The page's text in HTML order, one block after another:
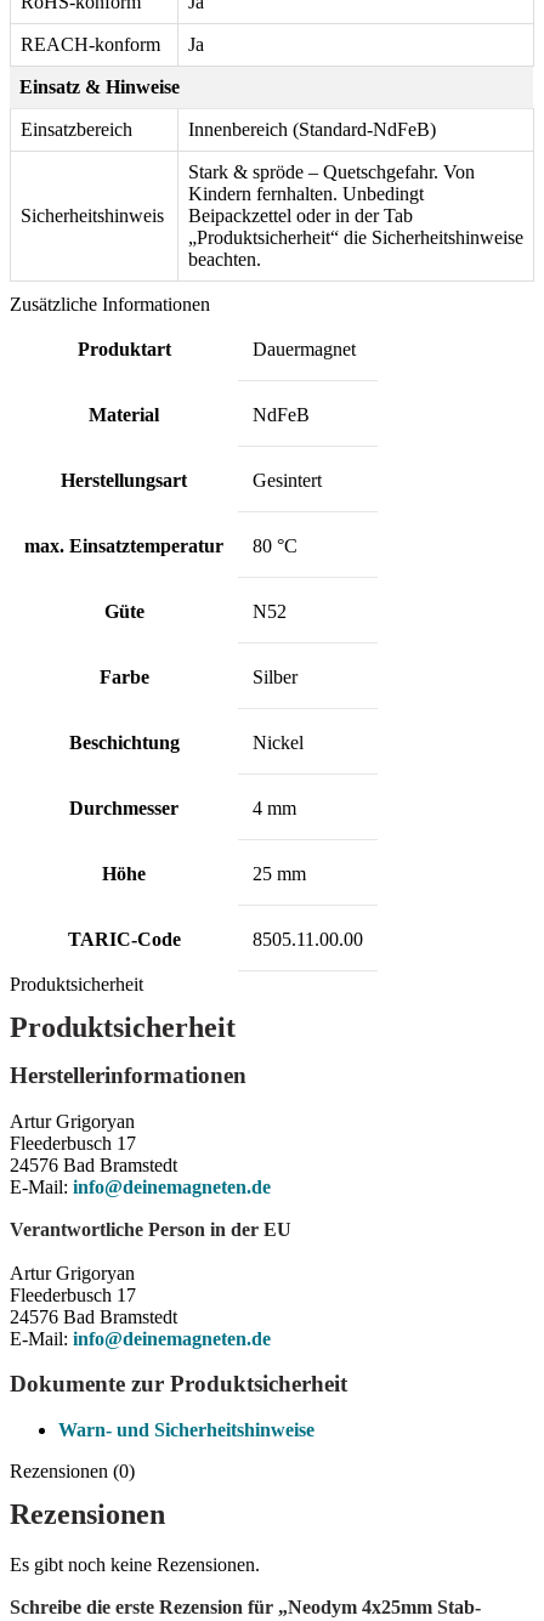
REACH-konform Ja
Einsatz & Hinweise
Einsatzbereich Innenbereich (Standard-NdFeB)
Sicherheitshinweis
Stark & spröde – Quetschgefahr. Von
Kindern fernhalten. Unbedingt
Beipackzettel oder in der Tab
„Produktsicherheit“ die Sicherheitshinweise
beachten.
Zusätzliche Informationen
Produktart Dauermagnet
Material NdFeB
Herstellungsart Gesintert
max. Einsatztemperatur 80 °C
Güte N52
Farbe Silber
Beschichtung Nickel
Durchmesser 4 mm
Höhe 25 mm
TARIC-Code 8505.11.00.00
Produktsicherheit
Produktsicherheit
Herstellerinformationen
Artur Grigoryan
Fleederbusch 17
24576 Bad Bramstedt
E-Mail: info@deinemagneten.de
Verantwortliche Person in der EU
Artur Grigoryan
Fleederbusch 17
24576 Bad Bramstedt
E-Mail: info@deinemagneten.de
Dokumente zur Produktsicherheit
Warn- und Sicherheitshinweise
Rezensionen (0)
Rezensionen
Es gibt noch keine Rezensionen.
Schreibe die erste Rezension für „Neodym 4x25mm Stab-